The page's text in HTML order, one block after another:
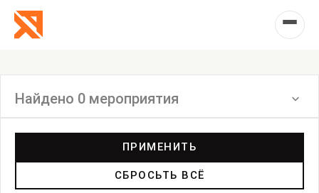
Найдено 0 мероприятия
ПРИМЕНИТЬ
СБРОСЬТЬ ВСЁ